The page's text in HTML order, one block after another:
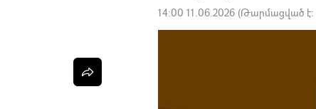
14:00 11.06.2026 (Թարմացված է: